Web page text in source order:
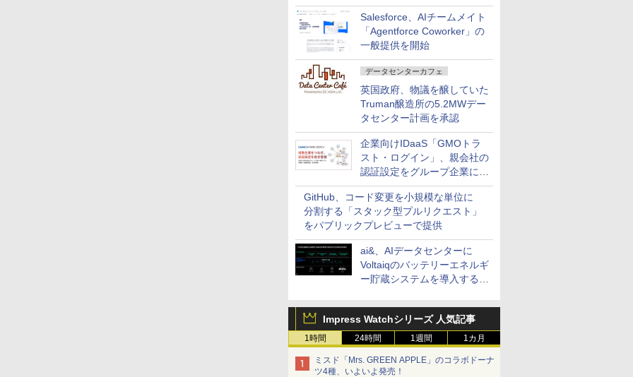
払いなどに対応
Salesforce、AIチームメイト
「Agentforce Coworker」の
一般提供を開始
データセンターカフェ
英国政府、物議を醸していた
Truman醸造所の5.2MWデー
タセンター計画を承認
企業向けIDaaS「GMOトラ
スト・ログイン」、親会社の
認証設定をグループ企業に展
開できる新機能を提供
GitHub、コード変更を小規模な単位に
分割する「スタック型プルリクエスト」
をパブリックプレビューで提供
ai&、AIデータセンターに
Voltaiqのバッテリーエネルギ
ー貯蔵システムを導入する計
Impress Watchシリーズ 人気記事
1時間 24時間 1週間 1カ月
ミスド「Mrs. GREEN APPLE」のコラボドーナ
ツ4種、いよいよ発売！